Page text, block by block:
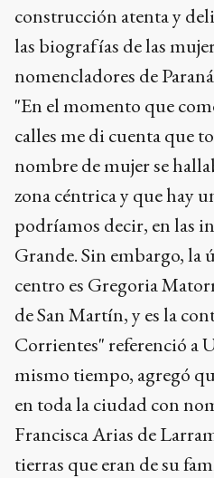
construcción atenta y
las biografías de las
nomencladores de
"En el momento que
calles me di cuenta que
nombre de mujer se
zona céntrica y que hay
podríamos decir, en las
Grande. Sin embargo, la
centro es Gregoria
de San Martín, y es la
Corrientes" referenció a
mismo tiempo, agregó
en toda la ciudad con
Francisca Arias de
tierras que eran de su